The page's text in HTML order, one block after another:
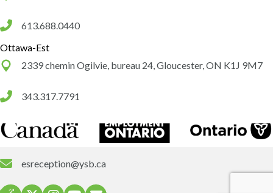
613.688.0440
Ottawa-Est
2339 chemin Ogilvie, bureau 24, Gloucester, ON K1J 9M7
343.317.7791
esreception@ysb.ca